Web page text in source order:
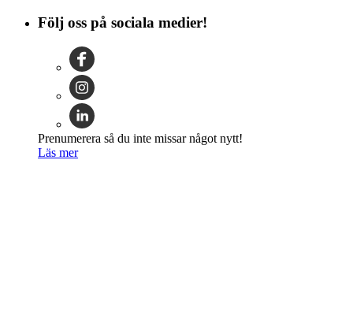
Följ oss på sociala medier!
Prenumerera så du inte missar något nytt!
Läs mer